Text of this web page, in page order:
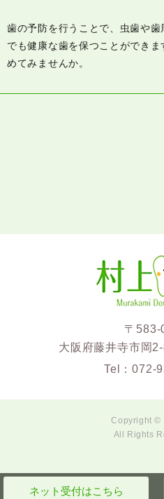
歯の予防を行うことで、虫歯や
でも健康な歯を保つことができ
めてみませんか。
ネット受付はこちら
〒583-
大阪府藤井寺市岡
Tel：072-
Copyright ©
All Rights